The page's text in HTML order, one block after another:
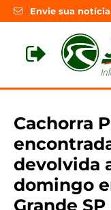
Envie sua notícia
Cachorra
devolvida
domingo
Grande SP